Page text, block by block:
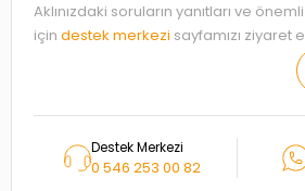
Aklınızdaki soruların yanıtları ve
için destek merkezi sayfamızı ziyaret
Destek Merkezi
0 546 253 00 82